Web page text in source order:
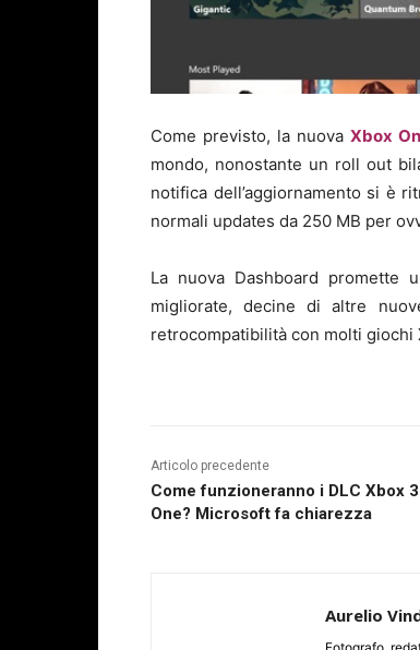
Come previsto, la nuovaXbox
mondo, nonostante un roll out
notifica dell’aggiornamento si è
normali updates da 250 MB per
La nuova Dashboard promette
migliorate, decine di altre
retrocompatibilità con molti giochi
Articolo precedente
Come funzioneranno i DLC Xbox
One? Microsoft fa chiarezza
Aurelio